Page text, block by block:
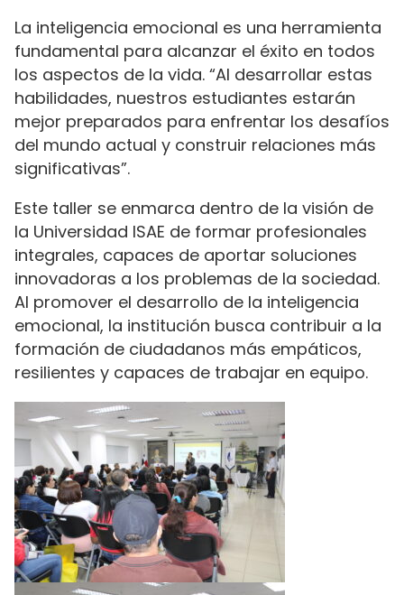
La inteligencia emocional es una herramienta
fundamental para alcanzar el éxito en todos
los aspectos de la vida. “Al desarrollar estas
habilidades, nuestros estudiantes estarán
mejor preparados para enfrentar los desafíos
del mundo actual y construir relaciones más
significativas”.
Este taller se enmarca dentro de la visión de
la Universidad ISAE de formar profesionales
integrales, capaces de aportar soluciones
innovadoras a los problemas de la sociedad.
Al promover el desarrollo de la inteligencia
emocional, la institución busca contribuir a la
formación de ciudadanos más empáticos,
resilientes y capaces de trabajar en equipo.